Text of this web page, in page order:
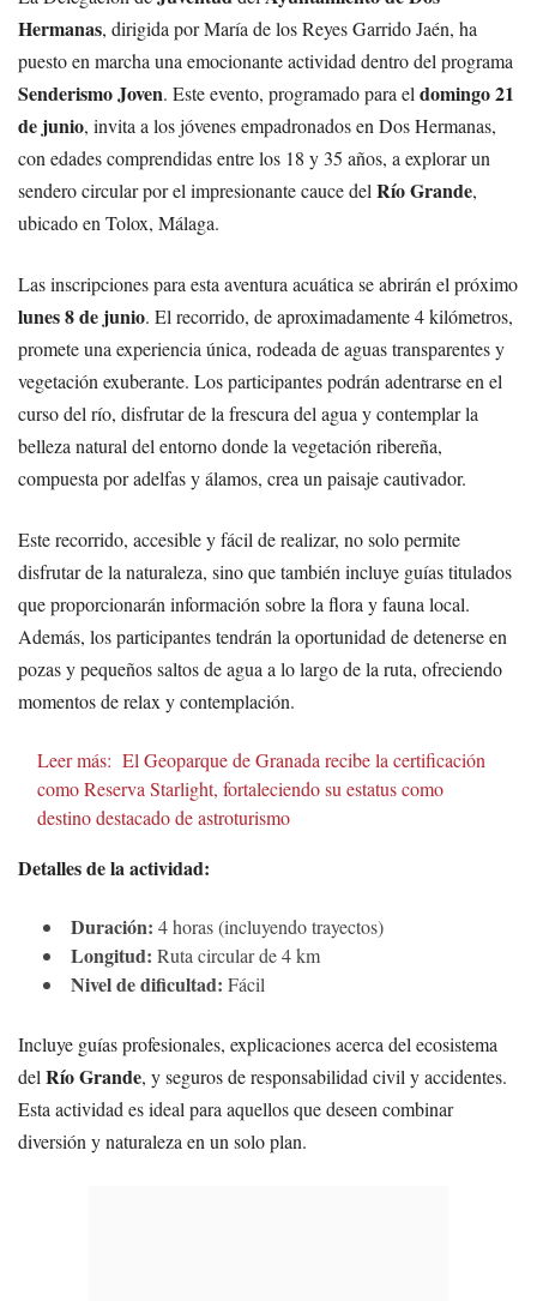
Hermanas, dirigida por María de los Reyes Garrido Jaén, ha
puesto en marcha una emocionante actividad dentro del programa
Senderismo Joven. Este evento, programado para el domingo 21
de junio, invita a los jóvenes empadronados en Dos Hermanas,
con edades comprendidas entre los 18 y 35 años, a explorar un
sendero circular por el impresionante cauce del Río Grande,
ubicado en Tolox, Málaga.
Las inscripciones para esta aventura acuática se abrirán el próximo
lunes 8 de junio. El recorrido, de aproximadamente 4 kilómetros,
promete una experiencia única, rodeada de aguas transparentes y
vegetación exuberante. Los participantes podrán adentrarse en el
curso del río, disfrutar de la frescura del agua y contemplar la
belleza natural del entorno donde la vegetación ribereña,
compuesta por adelfas y álamos, crea un paisaje cautivador.
Este recorrido, accesible y fácil de realizar, no solo permite
disfrutar de la naturaleza, sino que también incluye guías titulados
que proporcionarán información sobre la flora y fauna local.
Además, los participantes tendrán la oportunidad de detenerse en
pozas y pequeños saltos de agua a lo largo de la ruta, ofreciendo
momentos de relax y contemplación.
Leer más: El Geoparque de Granada recibe la certificación
como Reserva Starlight, fortaleciendo su estatus como
destino destacado de astroturismo
Detalles de la actividad:
Duración: 4 horas (incluyendo trayectos)
Longitud: Ruta circular de 4 km
Nivel de dificultad: Fácil
Incluye guías profesionales, explicaciones acerca del ecosistema
del Río Grande, y seguros de responsabilidad civil y accidentes.
Esta actividad es ideal para aquellos que deseen combinar
diversión y naturaleza en un solo plan.